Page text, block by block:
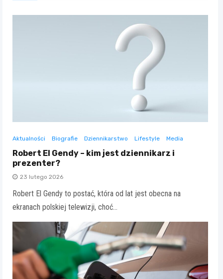
Aktualności Biografie Dziennikarstwo Lifestyle Media
Robert El Gendy – kim jest dziennikarz i
prezenter?
23 lutego 2026
Robert El Gendy to postać, która od lat jest obecna na
ekranach polskiej telewizji, choć…